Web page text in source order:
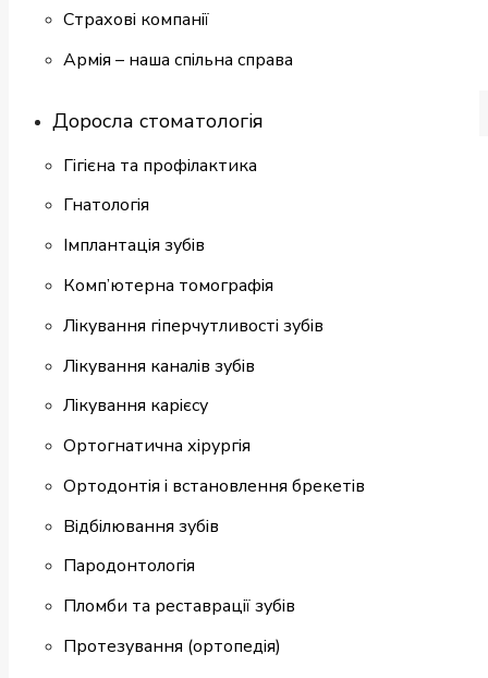
Страхові компанії
Армія – наша спільна справа
Доросла стоматологія
Гігієна та профілактика
Гнатологія
Імплантація зубів
Комп’ютерна томографія
Лікування гіперчутливості зубів
Лікування каналів зубів
Лікування карієсу
Ортогнатична хірургія
Ортодонтія і встановлення брекетів
Відбілювання зубів
Пародонтологія
Пломби та реставрації зубів
Протезування (ортопедія)